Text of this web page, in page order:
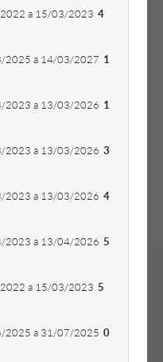
2022 a 15/03/2023 4
2025 a 14/03/2027 1
2023 a 13/03/2026 1
2023 a 13/03/2026 3
2023 a 13/03/2026 4
2023 a 13/04/2026 5
2022 a 15/03/2023 5
2025 a 31/07/2025 0